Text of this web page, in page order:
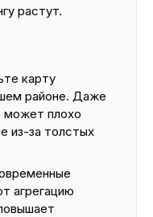
растут.
карту
районе. Даже
может плохо
из-за толстых
агрегацию